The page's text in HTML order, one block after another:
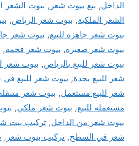
الداخل, بيع بيوت شعر , بيوت الشعر
الشعر الملكية, بيوت شعر الرياض,
بيوت شعر جاهزه للبيع, بيوت شعر
بيوت شعر صغيره, بيوت شعر فخمه,
بيوت شعر للبيع بالرياض, بيوت شعر
شعر للبيع بجدة, بيوت شعر للبيع في
شعر للبيع مستعمل, بيوت شعر
مستعمله للبيع, بيوت شعر ملكي,
بيوت شعر من الداخل, تركيب بيت
شعر في السطح, تركيب بيوت شعر ,